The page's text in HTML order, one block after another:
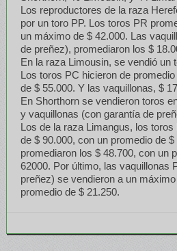
Los reproductores de la raza
por un toro PP. Los toros PR
un máximo de $ 42.000. Las
de preñez), promediaron los $
En la raza Limousin, se vendió un
Los toros PC hicieron de
de $ 55.000. Y las vaquillonas, $
En Shorthorn se vendieron toros
y vaquillonas (con garantía de
Los de la raza Limangus, los
de $ 90.000, con un promedio de
promediaron los $ 48.700, con un
62000. Por último, las vaquillonas
preñez) se vendieron a un
promedio de $ 21.250.